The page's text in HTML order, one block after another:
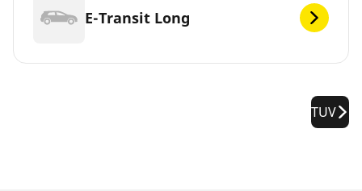
E-Transit Long
TUV